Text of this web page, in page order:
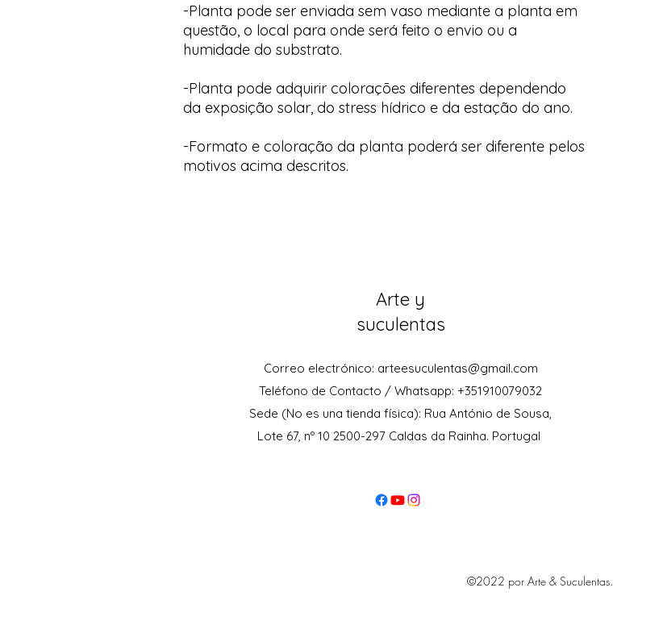
-Planta pode ser enviada sem vaso mediante a planta em
questão, o local para onde será feito o envio ou a
humidade do substrato.
-Planta pode adquirir colorações diferentes dependendo
da exposição solar, do stress hídrico e da estação do ano.
-Formato e coloração da planta poderá ser diferente pelos
motivos acima descritos.
Arte y
suculentas
Correo electrónico: arteesuculentas@gmail.com
Teléfono de Contacto / Whatsapp: +351910079032
Sede (No es una tienda física): Rua António de Sousa,
Lote 67, nº 10 2500-297 Caldas da Rainha. Portugal
©2022 por Arte & Suculentas.